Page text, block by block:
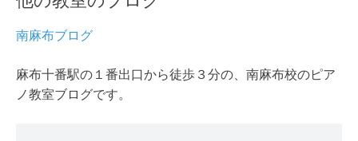
南麻布ブログ
麻布十番駅の１番出口から徒歩３分の、南麻布校のピア
ノ教室ブログです。